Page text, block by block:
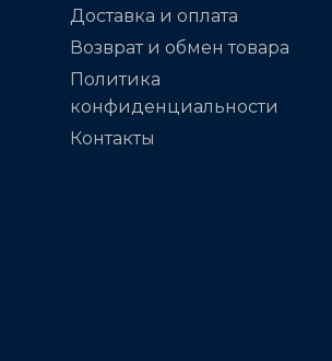
Доставка и оплата
Возврат и обмен товара
Политика
конфиденциальности
Контакты